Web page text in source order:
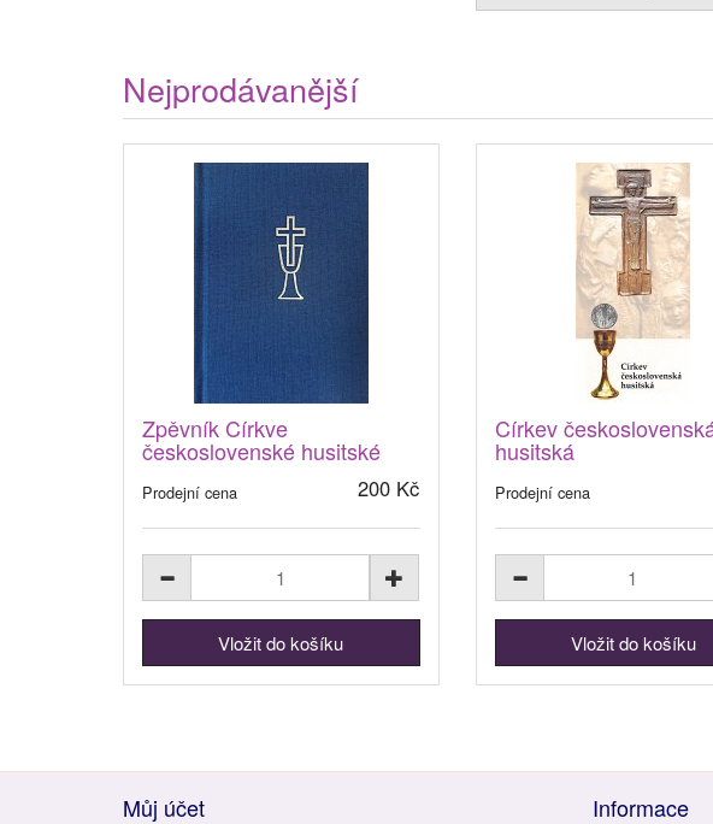
Nejprodávanější
Zpěvník Církve
československé husitské
Prodejní cena 200 Kč
Církev
husitská
Prodejní cena
Můj účet Informace